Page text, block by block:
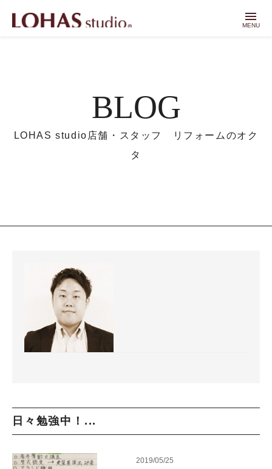
menu
MENU
BLOG
LOHAS studio店舗・スタッフ リフォームのオク
タ
日々勉強中！...
2019/05/25